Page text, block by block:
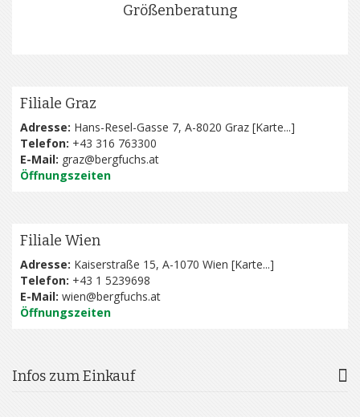
Größenberatung
Filiale Graz
Adresse: Hans-Resel-Gasse 7, A-8020 Graz [Karte...]
Telefon: +43 316 763300
E-Mail: graz@bergfuchs.at
Öffnungszeiten
Filiale Wien
Adresse: Kaiserstraße 15, A-1070 Wien [Karte...]
Telefon: +43 1 5239698
E-Mail: wien@bergfuchs.at
Öffnungszeiten
Infos zum Einkauf